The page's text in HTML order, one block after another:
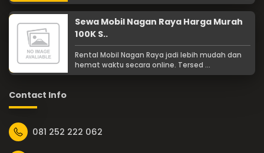
Sewa Mobil Nagan Raya Harga Murah
100K S..
Rental Mobil Nagan Raya jadi lebih mudah dan
hemat waktu secara online. Tersed ...
Contact Info
081 252 222 062